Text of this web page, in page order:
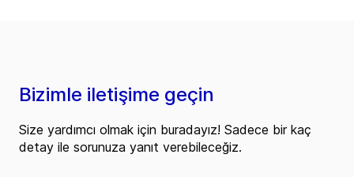
Bizimle iletişime geçin
Size yardımcı olmak için buradayız! Sadece bir kaç
detay ile sorunuza yanıt verebileceğiz.